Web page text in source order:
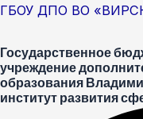
Перейти
содержимому
ГБОУ ДПО ВО
Государственное
учреждение
образования
институт развития
Меню
Post